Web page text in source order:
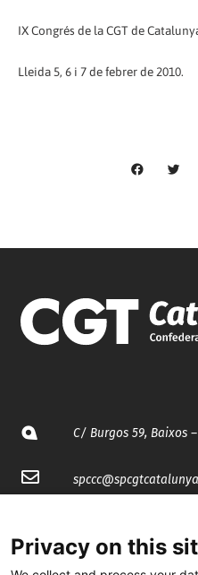
IX Congrés de la CGT de
Lleida 5, 6 i 7 de febrer de 2010.
C/ Burgos 59, Baixos
spccc@
Privacy on this